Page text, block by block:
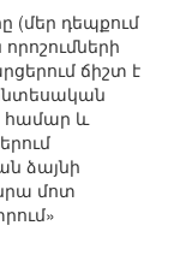
(մեր դեպքում
ճիշտ է
համար և
ձայնի
մոտ